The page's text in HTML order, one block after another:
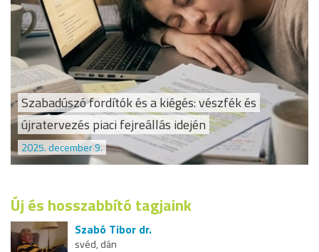
Szabadúszó fordítók és a kiégés: vészfék és
újratervezés piaci fejreállás idején
2025. december 9.
Új és hosszabbító tagjaink
Szabó Tibor dr.
svéd, dán